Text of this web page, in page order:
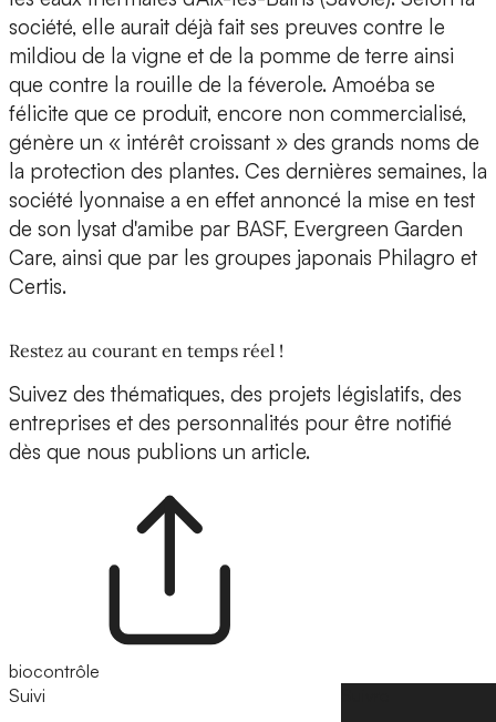
société, elle aurait déjà fait ses preuves contre le
mildiou de la vigne et de la pomme de terre ainsi
que contre la rouille de la féverole. Amoéba se
félicite que ce produit, encore non commercialisé,
génère un « intérêt croissant » des grands noms de
la protection des plantes. Ces dernières semaines, la
société lyonnaise a en effet annoncé la mise en test
de son lysat d'amibe par BASF, Evergreen Garden
Care, ainsi que par les groupes japonais Philagro et
Certis.
Restez au courant en temps réel !
Suivez des thématiques, des projets législatifs, des
entreprises et des personnalités pour être notifié
dès que nous publions un article.
biocontrôle
Suivi